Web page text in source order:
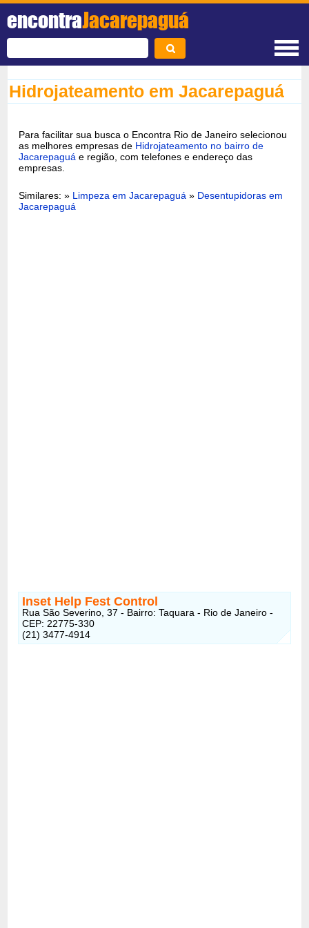
encontraJacarepaguá
Hidrojateamento em Jacarepaguá
Para facilitar sua busca o Encontra Rio de Janeiro selecionou
as melhores empresas de Hidrojateamento no bairro de
Jacarepaguá e região, com telefones e endereço das
empresas.
Similares: » Limpeza em Jacarepaguá » Desentupidoras em
Jacarepaguá
Inset Help Fest Control
Rua São Severino, 37 - Bairro: Taquara - Rio de Janeiro -
CEP: 22775-330
(21) 3477-4914